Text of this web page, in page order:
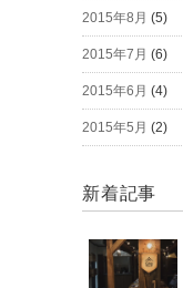
2015年8月 (5)
2015年7月 (6)
2015年6月 (4)
2015年5月 (2)
新着記事